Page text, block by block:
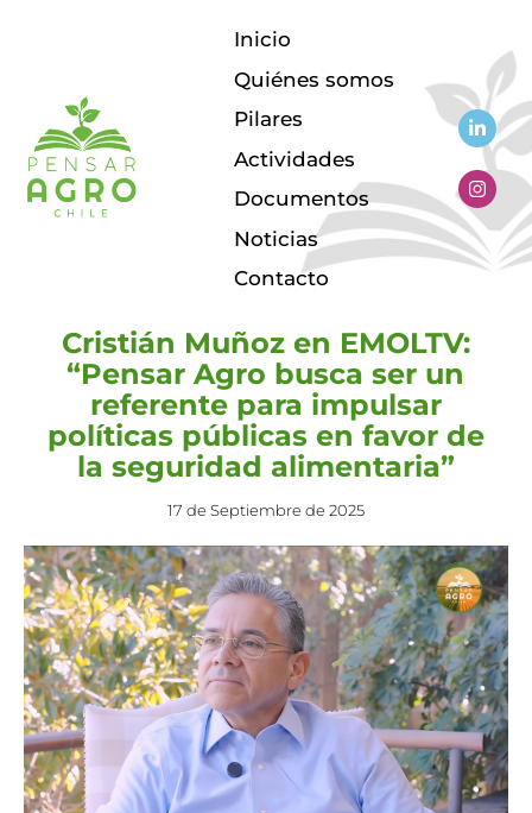
Inicio
Quiénes somos
Pilares
Actividades
Documentos
Noticias
Contacto
Cristián Muñoz en EMOLTV:
“Pensar Agro busca ser un
referente para impulsar
políticas públicas en favor de
la seguridad alimentaria”
17 de Septiembre de 2025